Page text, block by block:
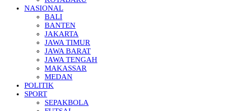
NASIONAL
BALI
BANTEN
JAKARTA
JAWA TIMUR
JAWA BARAT
JAWA TENGAH
MAKASSAR
MEDAN
POLITIK
SPORT
SEPAKBOLA